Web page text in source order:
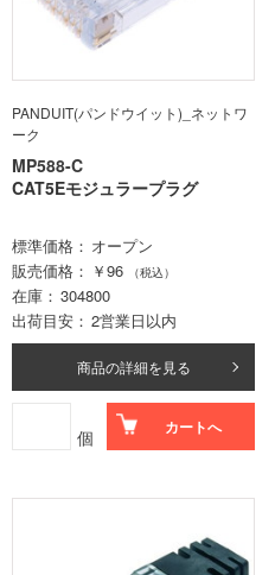
PANDUIT(パンドウイット)_ネットワ
ーク
MP588-C
CAT5Eモジュラープラグ
標準価格
オープン
販売価格
￥96 （税込）
在庫
304800
出荷目安
2営業日以内
商品の詳細を見る
個 カートへ